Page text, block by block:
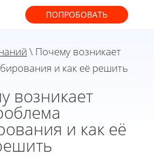
ПОПРОБОВАТЬ
\ Почему возникает
и как её решить
возникает
и как её